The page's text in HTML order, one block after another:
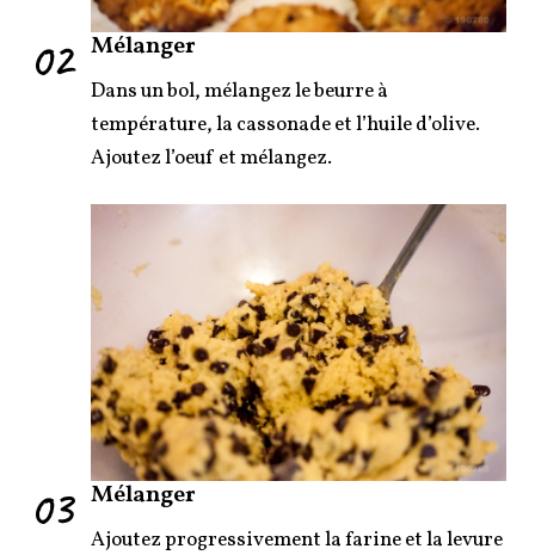
02 Mélanger
Dans un bol, mélangez le beurre à
température, la cassonade et l’huile d’olive.
Ajoutez l’oeuf et mélangez.
03 Mélanger
Ajoutez progressivement la farine et la levure